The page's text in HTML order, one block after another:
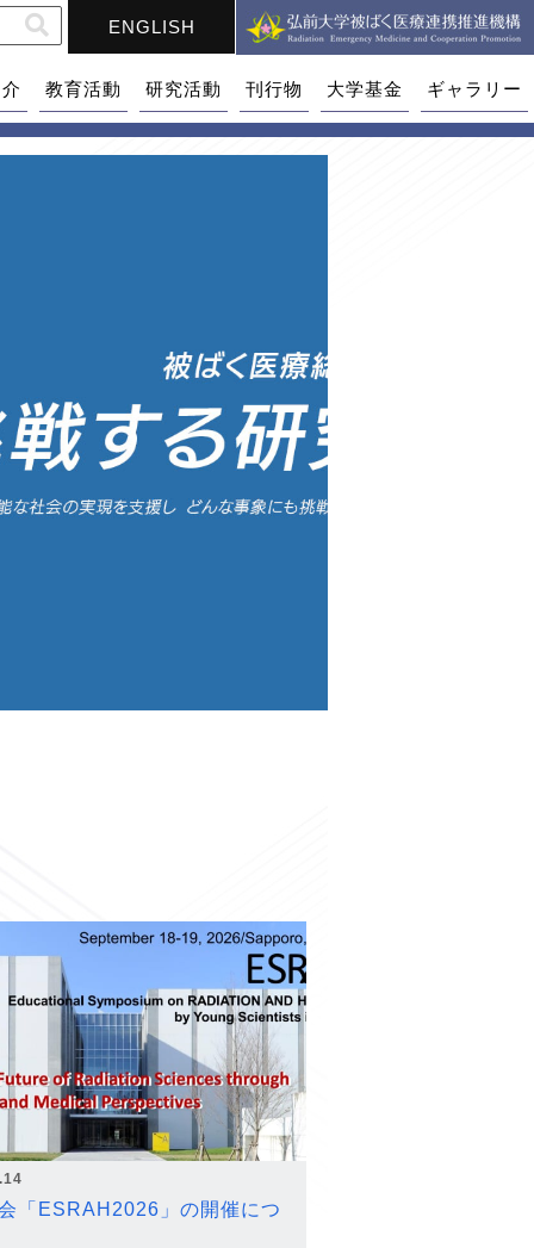
ENGLISH
教育活動 研究活動 刊行物 大学基金 ギャラリー
「ESRAH2026」の開催につ